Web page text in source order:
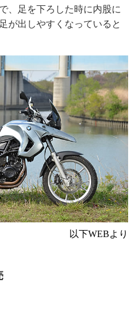
、足を下ろした時に内股に
が出しやすくなっていると
以下WEBより